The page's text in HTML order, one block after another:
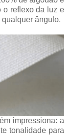
o reflexo da luz e
ângulo.
impressiona: a
tonalidade para